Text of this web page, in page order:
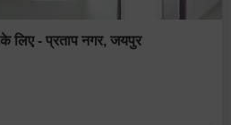
लिए - प्रताप नगर, जयपुर